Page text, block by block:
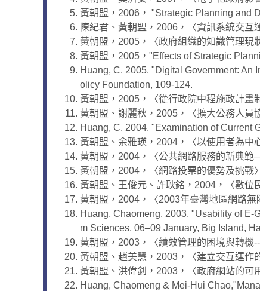
黃朝盟，2006， "Strategic Planning and
陳紀君、黃朝盟，2006，〈資訊系統交互
黃朝盟，2005，〈政府組織的知識管理現
黃朝盟，2005，"Effects of Strategic
Huang, C. 2005. "Digital Government: An
olicy Foundation, 109-124.
黃朝盟，2005，〈從行政院中程施政計畫
黃朝盟、謝麗秋，2005，〈擴大公務人員
Huang, C. 2004. "Examination of Current
黃朝盟、余雅瑛，2004，〈以使用者為中
黃朝盟，2004，〈公共網路服務的新典
黃朝盟，2004，〈網路投票的優勢及挑戰
黃朝盟、王俊元、許耿銘，2004，〈數
黃朝盟，2004，〈2003年臺灣地區網路
Huang, Chaomeng. 2003. "Usability of
m Sciences, 06–09 January, Big Island,
黃朝盟，2003，〈績效管理的困境與轉機
黃朝盟、趙美慧，2003，〈建立交互運作
黃朝盟、洪偉釗，2003，〈政府網站的可
Huang, Chaomeng & Mei-Hui